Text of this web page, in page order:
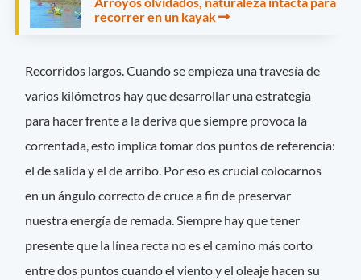
recorrer en un kayak
Recorridos largos. Cuando se empieza una travesía de
varios kilómetros hay que desarrollar una estrategia
para hacer frente a la deriva que siempre provoca la
correntada, esto implica tomar dos puntos de referencia:
el de salida y el de arribo. Por eso es crucial colocarnos
en un ángulo correcto de cruce a fin de preservar
nuestra energía de remada. Siempre hay que tener
presente que la línea recta no es el camino más corto
entre dos puntos cuando el viento y el oleaje hacen su